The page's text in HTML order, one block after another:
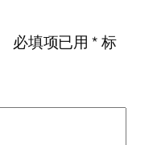
必填项已用*标